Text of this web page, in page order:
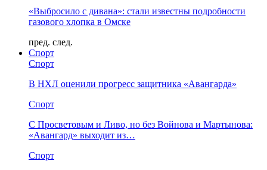
«Выбросило с дивана»: стали известны подробности
газового хлопка в Омске
пред. след.
Спорт
Спорт
В НХЛ оценили прогресс защитника «Авангарда»
Спорт
С Просветовым и Ливо, но без Войнова и Мартынова:
«Авангард» выходит из…
Спорт